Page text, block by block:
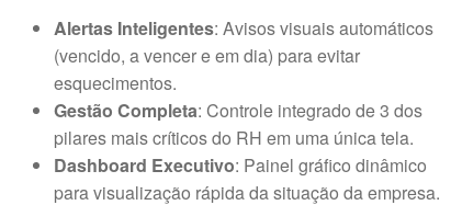
Alertas Inteligentes: Avisos visuais automáticos
(vencido, a vencer e em dia) para evitar
esquecimentos.
Gestão Completa: Controle integrado de 3 dos
pilares mais críticos do RH em uma única tela.
Dashboard Executivo: Painel gráfico dinâmico
para visualização rápida da situação da empresa.